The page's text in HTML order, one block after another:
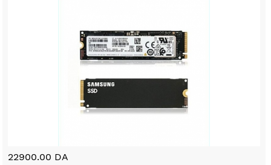
22900.00 DA